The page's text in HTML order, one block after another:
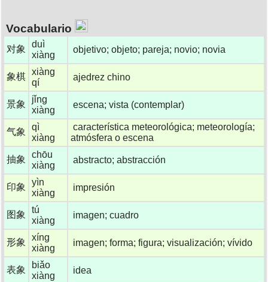
Vocabulario
对象
duì
xiàng
objetivo; objeto; pareja; novio; novia
象棋 xiàng
qí
ajedrez chino
景象
jǐng
xiàng
escena; vista (contemplar)
气象
qì
xiàng
característica meteorológica; meteorología;
atmósfera o escena
抽象
chōu
xiàng
abstracto; abstracción
印象
yìn
xiàng
impresión
图象
tú
xiàng
imagen; cuadro
形象
xíng
xiàng
imagen; forma; figura; visualización; vívido
表象
biǎo
xiàng
idea